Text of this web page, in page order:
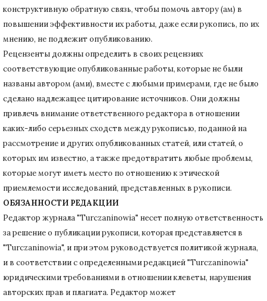
конструктивную обратную связь, чтобы помочь автору (ам) в
повышении эффективности их работы, даже если рукопись, по их
мнению, не подлежит опубликованию.
Рецензенты должны определить в своих рецензиях
соответствующие опубликованные работы, которые не были
названы автором (ами), вместе с любыми примерами, где не было
сделано надлежащее цитирование источников. Они должны
привлечь внимание ответственного редактора в отношении
каких-либо серьезных сходств между рукописью, поданной на
рассмотрение и других опубликованных статей, или статей, о
которых им известно, а также предотвратить любые проблемы,
которые могут иметь место по отношению к этической
приемлемости исследований, представленных в рукописи.
ОБЯЗАННОСТИ РЕДАКЦИИ
Редактор журнала "Turczaninowia" несет полную ответственность
за решение о публикации рукописи, которая представляется в
"Turczaninowia", и при этом руководствуется политикой журнала,
и в соответствии с определенными редакцией "Turczaninowia"
юридическими требованиями в отношении клеветы, нарушения
авторских прав и плагиата. Редактор может